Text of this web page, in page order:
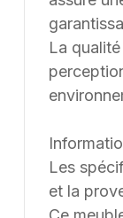
La
Les
et la